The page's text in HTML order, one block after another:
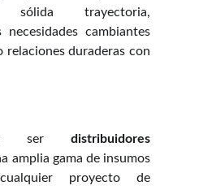
trayectoria,
cambiantes
duraderas con
ser distribuidores
amplia gama de insumos
proyecto de